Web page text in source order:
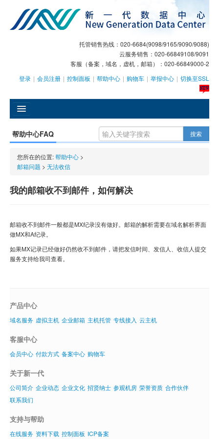
托管销售热线：020-6684(9098/9165/9090/9088)
云服务销售：020-66849108/9091
客服（备案，域名，虚机，邮箱）：020-66849000-2
登录 | 会员注册 | 控制面板 | 帮助中心 | 购物车 | 举报中心 | 切换至SSL
GEO
AI客服
大模型服务
域名注册
虚拟主机
企业邮箱
云主机
客服中心
企业文化
帮助中心FAQ 搜索
您所在的位置:帮助中心 >
邮箱问题 > 无法收信
我的邮箱收不到邮件，如何解决
邮箱收不到邮件一般都是MX纪录没有做好。邮箱的解析需要在域名解析界面
做MX和A纪录。
如果MX记录已经做好仍然收不到邮件，请把发信时间、发信人、收信人提交
服务支持给我司查看。
产品中心
域名服务 虚拟主机 企业邮箱 主机托管 专线接入 云主机
客服中心
会员中心 付款方式 备案中心 购物车
关于新一代
公司简介 企业动态 企业文化 招贤纳士 参观机房 荣誉资质 合作伙伴
联系我们
支持与帮助
在线服务 资料下载 控制面板 ICP备案